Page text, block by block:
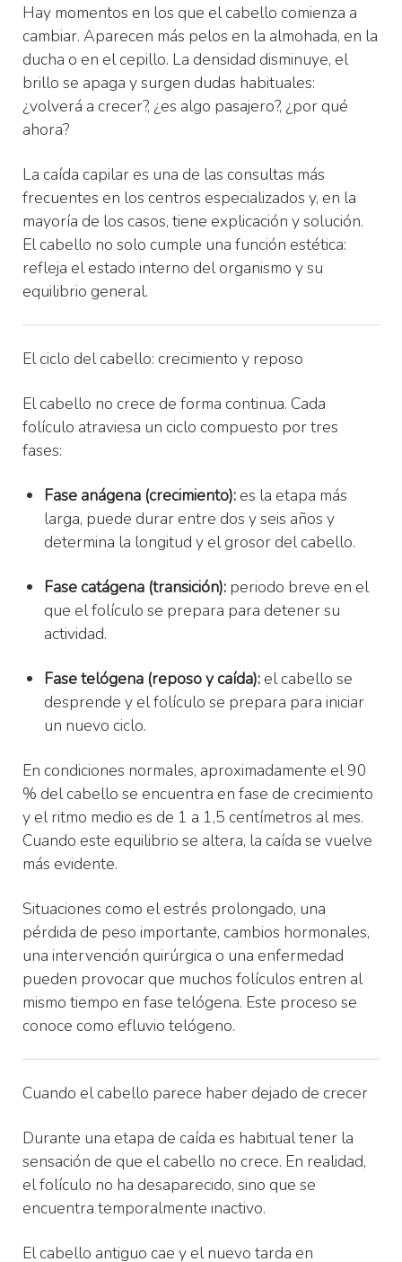
Hay momentos en los que el cabello comienza a
cambiar. Aparecen más pelos en la almohada, en la
ducha o en el cepillo. La densidad disminuye, el
brillo se apaga y surgen dudas habituales:
¿volverá a crecer?, ¿es algo pasajero?, ¿por qué
ahora?
La caída capilar es una de las consultas más
frecuentes en los centros especializados y, en la
mayoría de los casos, tiene explicación y solución.
El cabello no solo cumple una función estética:
refleja el estado interno del organismo y su
equilibrio general.
El ciclo del cabello: crecimiento y reposo
El cabello no crece de forma continua. Cada
folículo atraviesa un ciclo compuesto por tres
fases:
Fase anágena (crecimiento):es la etapa más
larga, puede durar entre dos y seis años y
determina la longitud y el grosor del cabello.
Fase catágena (transición): periodo breve en el
que el folículo se prepara para detener su
actividad.
Fase telógena (reposo y caída):el cabello se
desprende y el folículo se prepara para iniciar
un nuevo ciclo.
En condiciones normales, aproximadamente el 90
% del cabello se encuentra en fase de crecimiento
y el ritmo medio es de 1 a 1,5 centímetros al mes.
Cuando este equilibrio se altera, la caída se vuelve
más evidente.
Situaciones como el estrés prolongado, una
pérdida de peso importante, cambios hormonales,
una intervención quirúrgica o una enfermedad
pueden provocar que muchos folículos entren al
mismo tiempo en fase telógena. Este proceso se
conoce como efluvio telógeno.
Cuando el cabello parece haber dejado de crecer
Durante una etapa de caída es habitual tener la
sensación de que el cabello no crece. En realidad,
el folículo no ha desaparecido, sino que se
encuentra temporalmente inactivo.
El cabello antiguo cae y el nuevo tarda en